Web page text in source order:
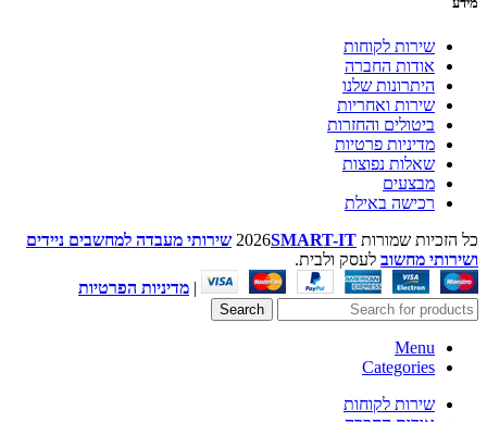
שירות לקוחות
אודות החברה
היתרונות שלנו
שירות ואחריות
ביטולים והחזרות
מדיניות פרטיות
שאלות נפוצות
מבצעים
רכישה באילת
כל הזכיות שמורות
2026SMART-IT
שירותי מעבדה למחשבים ניידים
ושירותי מחשוב לעסק ולבית.
| מדיניות הפרטיות
Search
Menu
Categories
שירות לקוחות